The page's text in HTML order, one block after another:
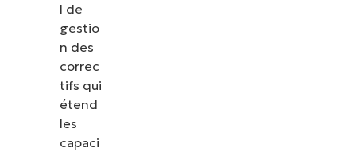
l de
gestio
n des
correc
tifs qui
étend
les
capaci